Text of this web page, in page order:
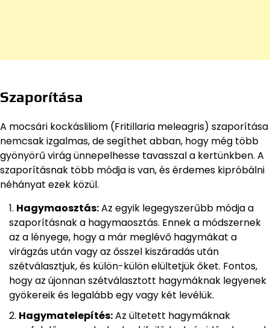
Szaporítása
A mocsári kockásliliom (Fritillaria meleagris) szaporítása
nemcsak izgalmas, de segíthet abban, hogy még több
gyönyörű virág ünnepelhesse tavasszal a kertünkben. A
szaporításnak több módja is van, és érdemes kipróbálni
néhányat ezek közül.
Hagymaosztás:Az egyik legegyszerűbb módja a
szaporításnak a hagymaosztás. Ennek a módszernek
az a lényege, hogy a már meglévő hagymákat a
virágzás után vagy az ősszel kiszáradás után
szétválasztjuk, és külön-külön elültetjük őket. Fontos,
hogy az újonnan szétválasztott hagymáknak legyenek
gyökereik és legalább egy vagy két levélük.
Hagymatelepítés:Az ültetett hagymáknak